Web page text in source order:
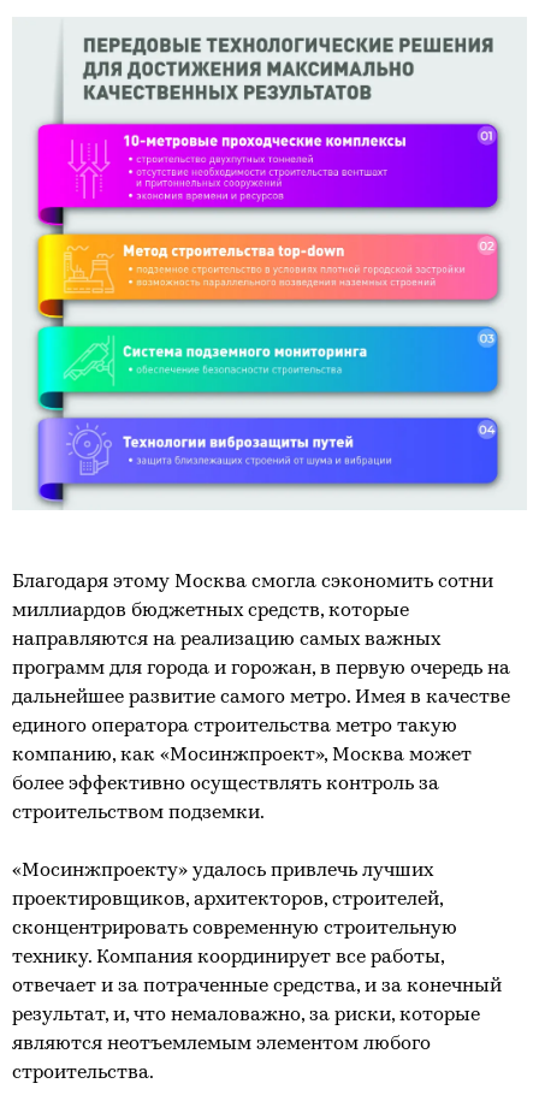
Благодаря этому Москва смогла сэкономить сотни
миллиардов бюджетных средств, которые
направляются на реализацию самых важных
программ для города и горожан, в первую очередь на
дальнейшее развитие самого метро. Имея в качестве
единого оператора строительства метро такую
компанию, как «Мосинжпроект», Москва может
более эффективно осуществлять контроль за
строительством подземки.
«Мосинжпроекту» удалось привлечь лучших
проектировщиков, архитекторов, строителей,
сконцентрировать современную строительную
технику. Компания координирует все работы,
отвечает и за потраченные средства, и за конечный
результат, и, что немаловажно, за риски, которые
являются неотъемлемым элементом любого
строительства.